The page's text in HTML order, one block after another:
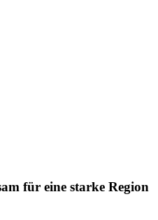
für eine starke Region